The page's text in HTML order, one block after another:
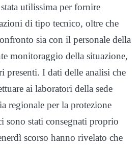
stata utilissima per fornire
di tipo tecnico, oltre che
sia con il personale della
monitoraggio della situazione,
presenti. I dati delle analisi che
ai laboratori della sede
regionale per la protezione
sono stati consegnati proprio
scorso hanno rivelato che